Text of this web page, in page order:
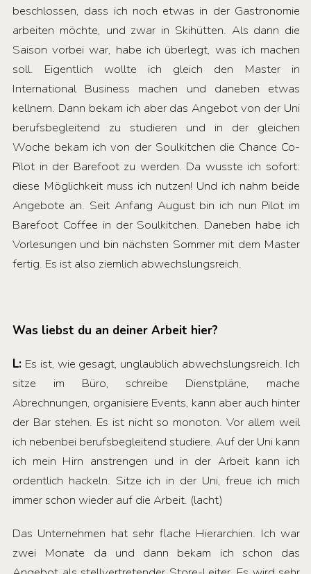
beschlossen, dass ich noch etwas in der Gastronomie
arbeiten möchte, und zwar in Skihütten. Als dann die
Saison vorbei war, habe ich überlegt, was ich machen
soll. Eigentlich wollte ich gleich den Master in
International Business machen und daneben etwas
kellnern. Dann bekam ich aber das Angebot von der Uni
berufsbegleitend zu studieren und in der gleichen
Woche bekam ich von der Soulkitchen die Chance Co-
Pilot in der Barefoot zu werden. Da wusste ich sofort:
diese Möglichkeit muss ich nutzen! Und ich nahm beide
Angebote an. Seit Anfang August bin ich nun Pilot im
Barefoot Coffee in der Soulkitchen. Daneben habe ich
Vorlesungen und bin nächsten Sommer mit dem Master
fertig. Es ist also ziemlich abwechslungsreich.
Was liebst du an deiner Arbeit hier?
L: Es ist, wie gesagt, unglaublich abwechslungsreich. Ich
sitze im Büro, schreibe Dienstpläne, mache
Abrechnungen, organisiere Events, kann aber auch hinter
der Bar stehen. Es ist nicht so monoton. Vor allem weil
ich nebenbei berufsbegleitend studiere. Auf der Uni kann
ich mein Hirn anstrengen und in der Arbeit kann ich
ordentlich hackeln. Sitze ich in der Uni, freue ich mich
immer schon wieder auf die Arbeit. (lacht)
Das Unternehmen hat sehr flache Hierarchien. Ich war
zwei Monate da und dann bekam ich schon das